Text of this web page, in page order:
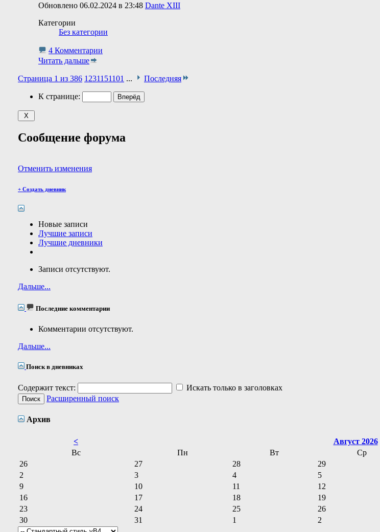
Обновлено 06.02.2024 в 23:48 Dante XIII
Категории
Без категории
4 Комментарии
Читать дальше
Страница 1 из 386 1 2311 51101 ... Последняя
К странице:
Сообщение форума
Отменить изменения
+ Создать дневник
Новые записи
Лучшие записи
Лучшие дневники
Записи отсутствуют.
Дальше...
Последние комментарии
Комментарии отсутствуют.
Дальше...
Поиск в дневниках
Содержит текст:
Искать только в заголовках
Расширенный поиск
Архив
<
Август 2026
Вс
Пн Вт Ср
26
27 28 29
2
3 4 5
9
10 11 12
16
17 18 19
23
24 25 26
30
31 1 2